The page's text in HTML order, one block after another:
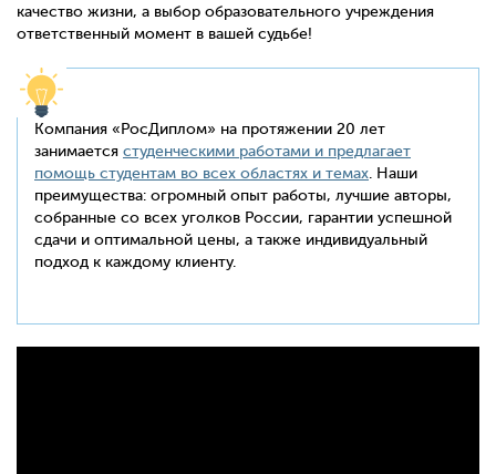
качество жизни, а выбор образовательного учреждения
ответственный момент в вашей судьбе!
Компания «РосДиплом» на протяжении 20 лет
занимается студенческими работами и предлагает
помощь студентам во всех областях и темах. Наши
преимущества: огромный опыт работы, лучшие авторы,
собранные со всех уголков России, гарантии успешной
сдачи и оптимальной цены, а также индивидуальный
подход к каждому клиенту.